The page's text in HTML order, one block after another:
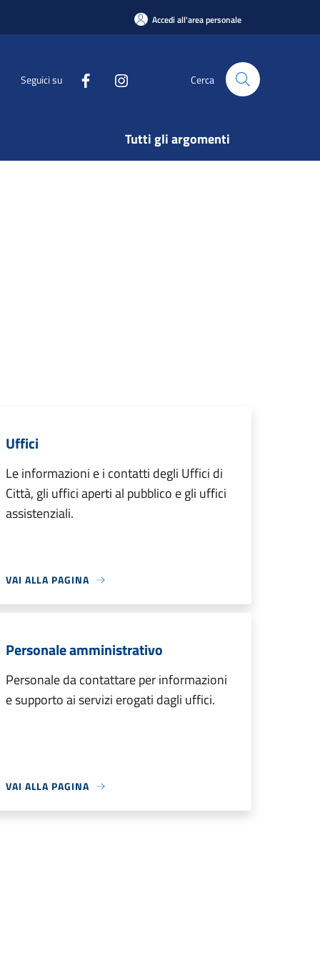
Accedi all'area personale
Seguici su Cerca
Tutti gli argomenti
Uffici
Le informazioni e i contatti degli Uffici di
Città, gli uffici aperti al pubblico e gli uffici
assistenziali.
VAI ALLA PAGINA
Personale amministrativo
Personale da contattare per informazioni
e supporto ai servizi erogati dagli uffici.
VAI ALLA PAGINA